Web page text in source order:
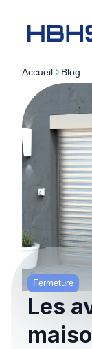
Accueil blog
Fermeture
Les